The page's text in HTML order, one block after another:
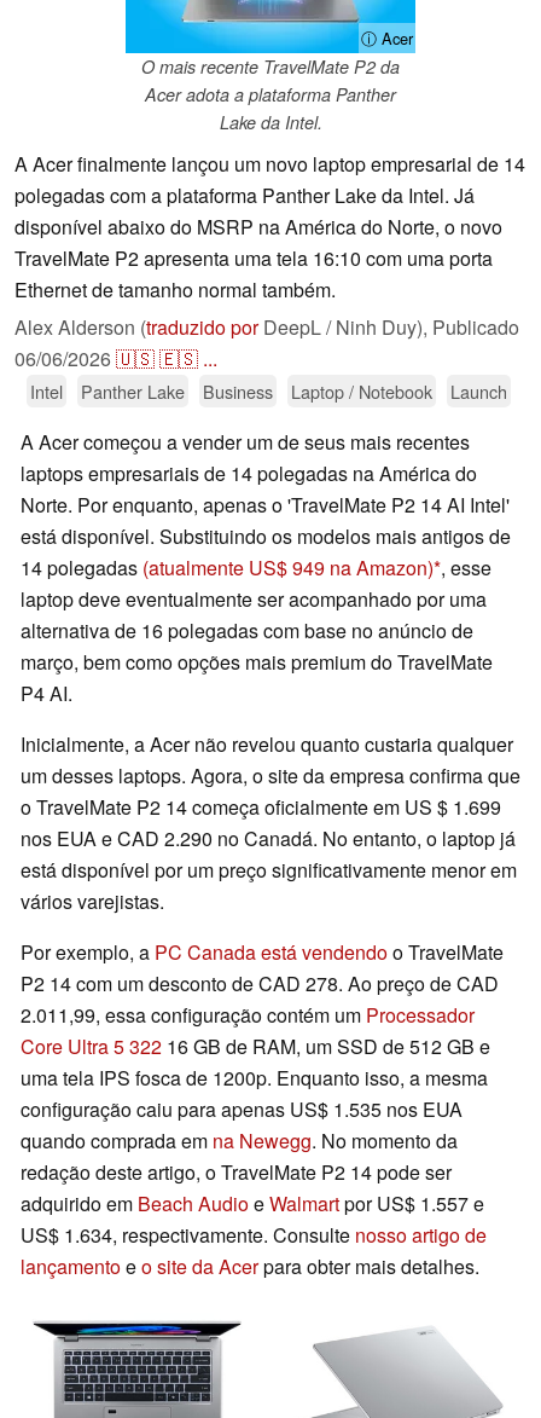
ⓘ Acer
O mais recente TravelMate P2 da
Acer adota a plataforma Panther
Lake da Intel.
A Acer finalmente lançou um novo laptop empresarial de 14
polegadas com a plataforma Panther Lake da Intel. Já
disponível abaixo do MSRP na América do Norte, o novo
TravelMate P2 apresenta uma tela 16:10 com uma porta
Ethernet de tamanho normal também.
Alex Alderson (traduzido porDeepL / Ninh Duy), Publicado
06/06/2026🇺🇸🇪🇸 ...
Intel Panther Lake Business Laptop / Notebook Launch
A Acer começou a vender um de seus mais recentes
laptops empresariais de 14 polegadas na América do
Norte. Por enquanto, apenas o 'TravelMate P2 14 AI Intel'
está disponível. Substituindo os modelos mais antigos de
14 polegadas (atualmente US$ 949 na Amazon) , esse
laptop deve eventualmente ser acompanhado por uma
alternativa de 16 polegadas com base no anúncio de
março, bem como opções mais premium do TravelMate
P4 AI.
Inicialmente, a Acer não revelou quanto custaria qualquer
um desses laptops. Agora, o site da empresa confirma que
o TravelMate P2 14 começa oficialmente em US $ 1.699
nos EUA e CAD 2.290 no Canadá. No entanto, o laptop já
está disponível por um preço significativamente menor em
vários varejistas.
Por exemplo, a PC Canada está vendendoo TravelMate
P2 14 com um desconto de CAD 278. Ao preço de CAD
2.011,99, essa configuração contém um Processador
Core Ultra 5 322 16 GB de RAM, um SSD de 512 GB e
uma tela IPS fosca de 1200p. Enquanto isso, a mesma
configuração caiu para apenas US$ 1.535 nos EUA
quando comprada em na Newegg. No momento da
redação deste artigo, o TravelMate P2 14 pode ser
adquirido em Beach AudioeWalmartpor US$ 1.557 e
US$ 1.634, respectivamente. Consulte nosso artigo de
lançamentoeo site da Acerpara obter mais detalhes.